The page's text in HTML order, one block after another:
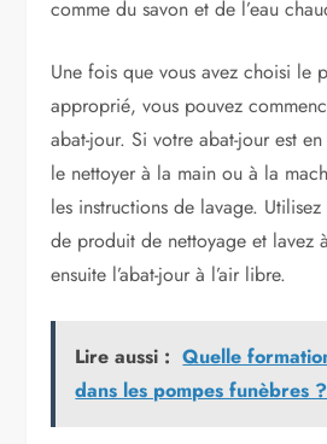
comme du savon et de l’eau
Une fois que vous avez choisi le
approprié, vous pouvez
abat-jour. Si votre abat-jour est
le nettoyer à la main ou à la
les instructions de lavage.
de produit de nettoyage et lavez
ensuite l’abat-jour à l’air libre.
Lire aussi : Quelle
dans les pompes funèbres ?